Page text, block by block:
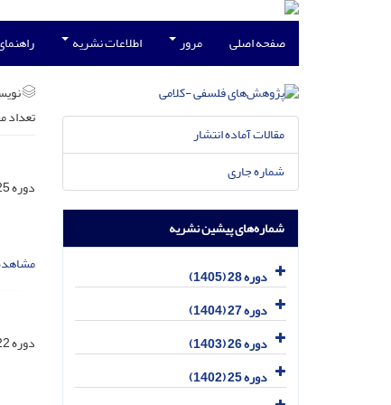
صفحه اصلی مرور اطلاعات نشریه
تعداد
دوره 25، شماره 1، فروردین 1402، صفحه
دوره 22، شماره 3، آذر 1399، صفحه
مقالات آماده انتشار
شماره جاری
شماره‌های پیشین نشریه
دوره 28 (1405)
دوره 27 (1404)
دوره 26 (1403)
دوره 25 (1402)